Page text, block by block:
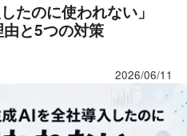
たのに使われない」
と5つの対策
2026/06/11